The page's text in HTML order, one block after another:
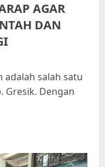
AGAR
DAN
adalah salah satu
Gresik. Dengan